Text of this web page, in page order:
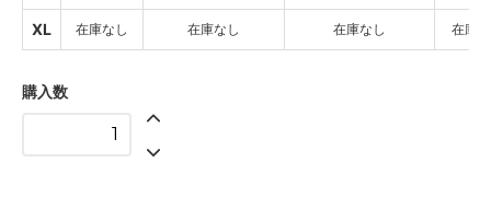
215 Pewter Gray
XL 在庫なし 在庫なし 在庫なし 在庫
購入数